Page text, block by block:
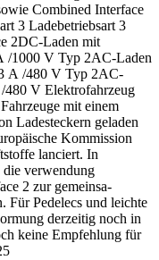
Combined Interface
3 Ladebetriebsart 3
2DC-Laden mit
/1000 V Typ 2AC-Laden
A /480 V Typ 2AC-
480 V Elektrofahrzeug
mit einem
Ladesteckern geladen
Kommission
lanciert. In
die verwendung
2 zur gemeinsa-
Für Pedelecs und leichte
derzeitig noch in
keine Empfehlung für